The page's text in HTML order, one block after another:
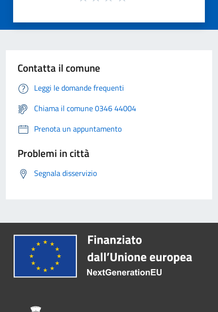
Contatta il comune
Leggi le domande frequenti
Chiama il comune 0346 44004
Prenota un appuntamento
Problemi in città
Segnala disservizio